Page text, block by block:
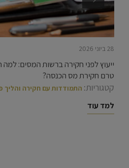
28 ביוני 2026
ייעוץ לפני חקירה ברשות המסים: למה
טרם חקירת מס הכנסה?
קטגוריות: התמודדות עם חקירה והליך
למד עוד